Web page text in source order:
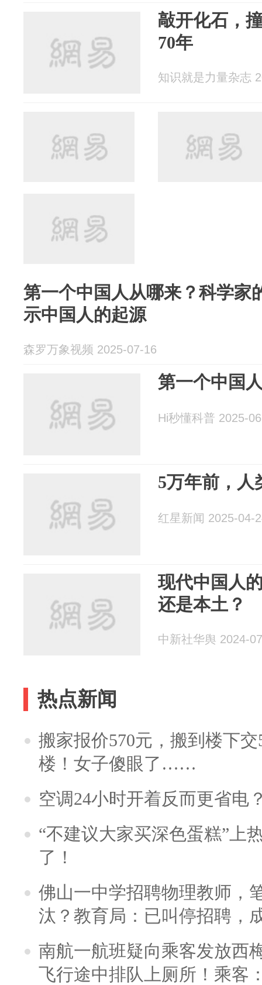
敲开化石，
70年
知识就是力量杂志
第一个中国人从哪来？科学家
示中国人的起源
森罗万象视频 2025-07-16
第一个中国
Hi秒懂科普 2025-
5万年前，人
红星新闻 2025-04-
现代中国人
还是本土？
中新社华舆 2024-
热点新闻
搬家报价570元，搬到楼下
楼！女子傻眼了……
空调24小时开着反而更省电
“不建议大家买深色蛋糕”上
了！
佛山一中学招聘物理教师，
汰？教育局：已叫停招聘，
南航一航班疑向乘客发放西
飞行途中排队上厕所！乘客